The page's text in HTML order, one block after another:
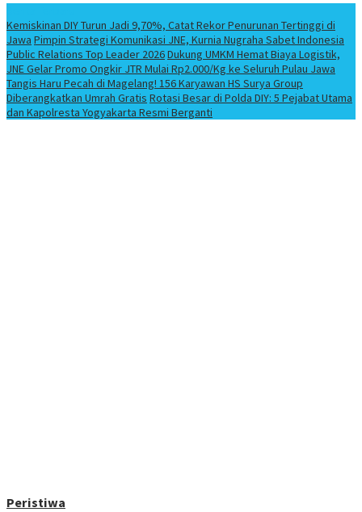
Kemiskinan DIY Turun Jadi 9,70%, Catat Rekor Penurunan Tertinggi di
Jawa Pimpin Strategi Komunikasi JNE, Kurnia Nugraha Sabet Indonesia
Public Relations Top Leader 2026Dukung UMKM Hemat Biaya Logistik,
JNE Gelar Promo Ongkir JTR Mulai Rp2.000/Kg ke Seluruh Pulau Jawa
Tangis Haru Pecah di Magelang! 156 Karyawan HS Surya Group
Diberangkatkan Umrah Gratis Rotasi Besar di Polda DIY: 5 Pejabat Utama
dan Kapolresta Yogyakarta Resmi Berganti
Peristiwa